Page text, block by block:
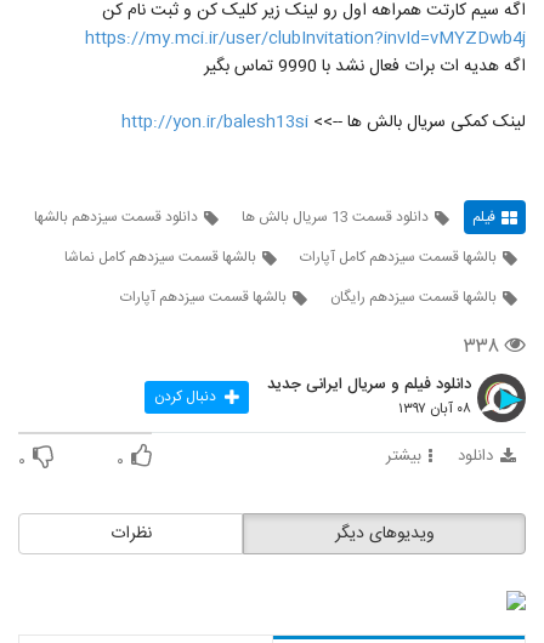
اگه سیم کارتت همراهه اول رو لینک زیر کلیک کن و ثبت نام کن
https://my.mci.ir/user/clubInvitation?invId=vMYZDwb4j
اگه هدیه ات برات فعال نشد با 9990 تماس بگیر
لینک کمکی سریال بالش ها -->> http://yon.ir/balesh13si
فیلم دانلود قسمت 13 سریال بالش ها
دانلود قسمت سیزدهم بالشها
بالشها قسمت سیزدهم کامل آپارات
بالشها قسمت سیزدهم کامل نماشا
بالشها قسمت سیزدهم رایگان
بالشها قسمت سیزدهم آپارات
۳۳۸
دانلود فیلم و سریال ایرانی جدید
۰۸ آبان ۱۳۹۷ دنبال کردن
دانلود بیشتر ۰ ۰
نظرات ویدیوهای دیگر